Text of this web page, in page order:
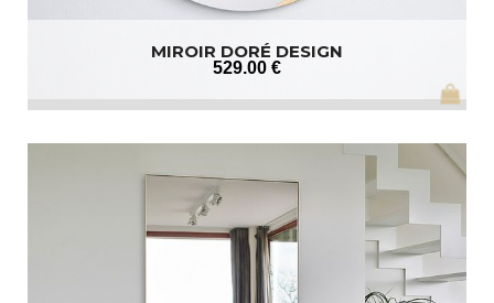
MIROIR DORÉ DESIGN
529.00 €